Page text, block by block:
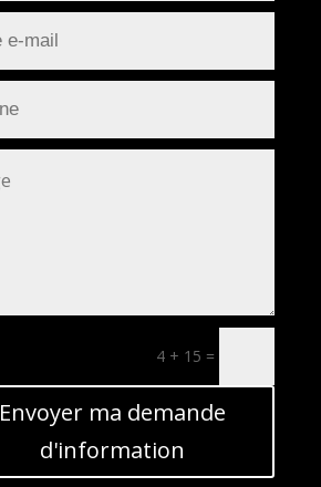
4 + 15 =
Envoyer ma demande
d'information